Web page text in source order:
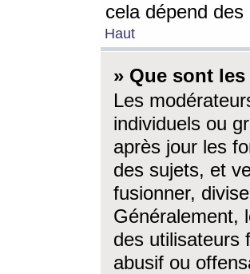
cela dépend
Haut
» Que sont
Les
individuels ou
après jour les
des sujets, et
fusionner,
Généralement,
des utilisateurs
abusif ou